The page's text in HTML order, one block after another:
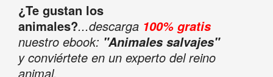
¿Te gustan los
animales?...descarga 100% gratis
nuestro ebook: "Animales salvajes"
y conviértete en un experto del reino
animal.